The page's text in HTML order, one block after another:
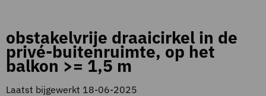
obstakelvrije draaicirkel in de
privé-buitenruimte, op het
balkon >= 1,5 m
Laatst bijgewerkt 18-06-2025